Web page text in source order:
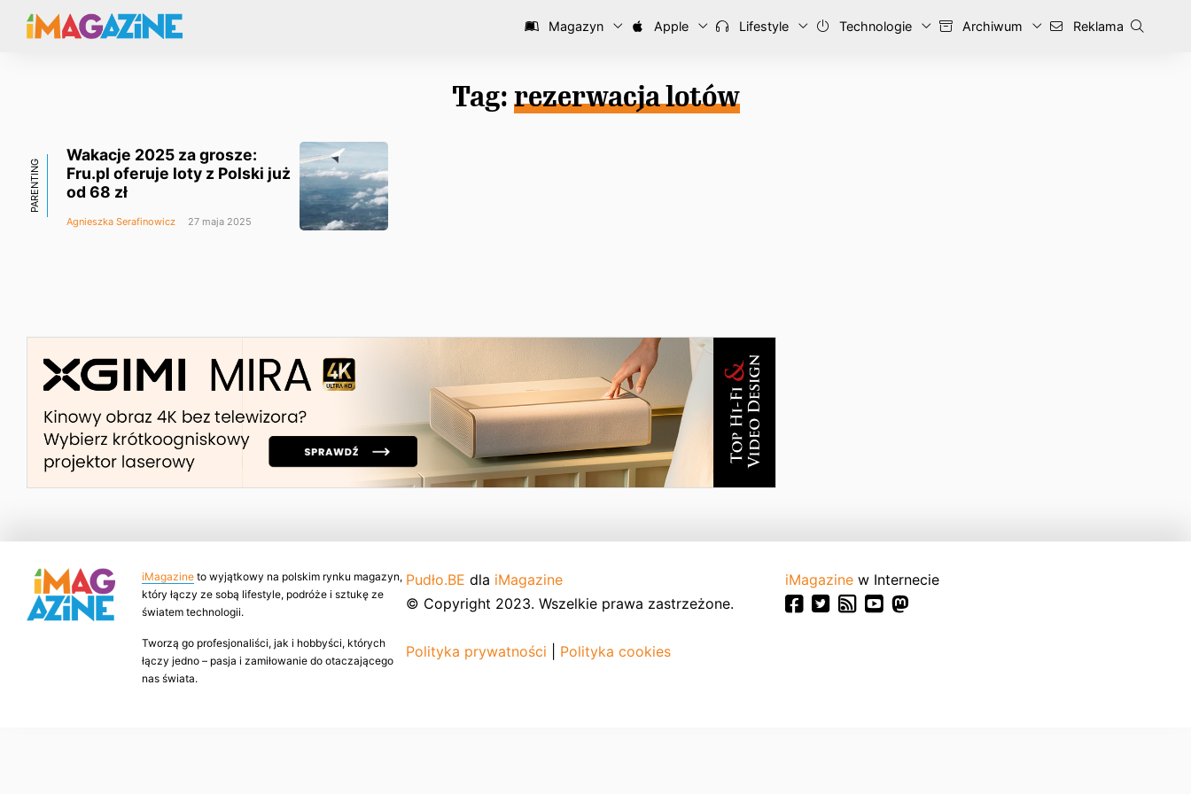
Magazyn Apple Lifestyle Technologie Archiwum Reklama
Tag: rezerwacja lotów
PARENTING
Wakacje 2025 za grosze:
Fru.pl oferuje loty z Polski już
od 68 zł
Agnieszka Serafinowicz 27 maja 2025
iMagazine to wyjątkowy na polskim rynku magazyn,
który łączy ze sobą lifestyle, podróże i sztukę ze
światem technologii.
Tworzą go profesjonaliści, jak i hobbyści, których
łączy jedno – pasja i zamiłowanie do otaczającego
nas świata.
Pudło.BE dla iMagazine
© Copyright 2023. Wszelkie prawa zastrzeżone.
Polityka prywatności Polityka cookies
iMagazine w Internecie